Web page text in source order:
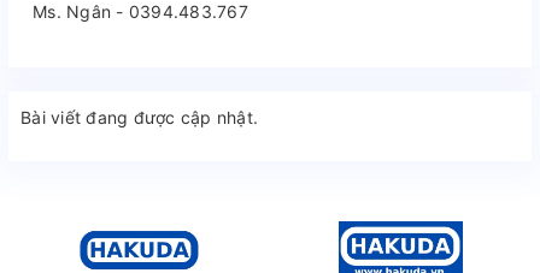
Ms. Ngân - 0394.483.767
Bài viết đang được cập nhật.